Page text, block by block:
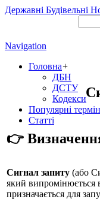
Державні Будівельні
Navigation
Головна+
ДБН
ДСТУ
Кодекси
Популярні
Статті
👉
Сигнал запиту (або
який випромінюється
призначається для